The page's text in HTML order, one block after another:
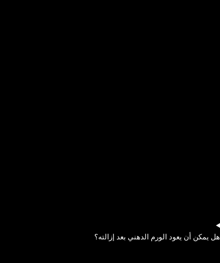
هل يمكن أن يعود الورم الدهني بعد إزالته؟